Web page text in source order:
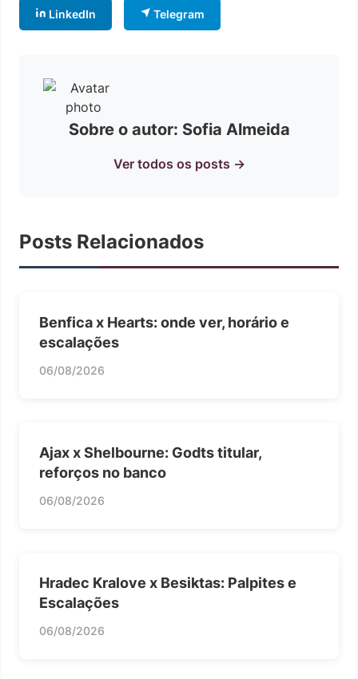
LinkedIn Telegram
Sobre o autor: Sofia Almeida
Ver todos os posts →
Posts Relacionados
Benfica x Hearts: onde ver, horário e
escalações
06/08/2026
Ajax x Shelbourne: Godts titular,
reforços no banco
06/08/2026
Hradec Kralove x Besiktas: Palpites e
Escalações
06/08/2026